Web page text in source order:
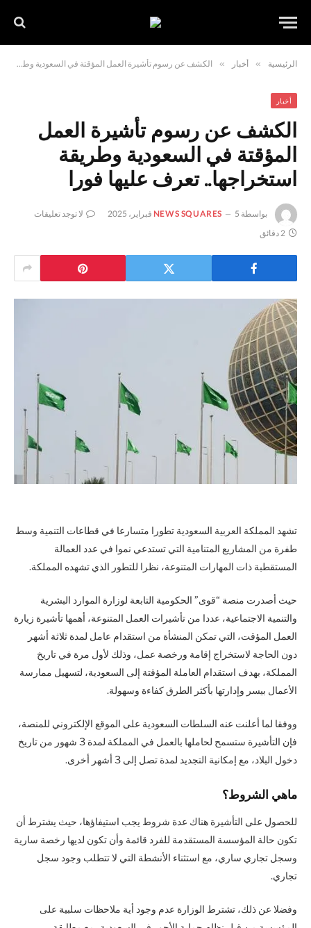
الرئيسية » أخبار » الكشف عن رسوم تأشيرة العمل المؤقتة في السعودية وطريقة استخراجها.. تعرف عليها فورا
أخبار
الكشف عن رسوم تأشيرة العمل
المؤقتة في السعودية وطريقة
استخراجها.. تعرف عليها فورا
بواسطة NEWS SQUARES 5 فبراير، 2025
لا توجد تعليقات
2 دقائق
تشهد المملكة العربية السعودية تطورا متسارعا في قطاعات التنمية وسط
طفرة من المشاريع المتنامية التي تستدعي نموا في عدد العمالة
المستقطبة ذات المهارات المتنوعة، نظرا للتطور الذي تشهده المملكة.
حيث أصدرت منصة “قوى” الحكومية التابعة لوزارة الموارد البشرية
والتنمية الاجتماعية، عددا من تأشيرات العمل المتنوعة، أهمها تأشيرة زيارة
العمل المؤقت، التي تمكن المنشأة من استقدام عامل لمدة ثلاثة أشهر
دون الحاجة لاستخراج إقامة ورخصة عمل، وذلك لأول مرة في تاريخ
المملكة، بهدف استقدام العاملة المؤقتة إلى السعودية، لتسهيل ممارسة
الأعمال بيسر وإدارتها بأكثر الطرق كفاءة وسهولة.
ووفقا لما أعلنت عنه السلطات السعودية على الموقع الإلكتروني للمنصة،
فإن التأشيرة ستسمح لحاملها بالعمل في المملكة لمدة 3 شهور من تاريخ
دخول البلاد، مع إمكانية التجديد لمدة تصل إلى 3 أشهر أخرى.
ماهي الشروط؟
للحصول على التأشيرة هناك عدة شروط يجب استيفاؤها، حيث يشترط أن
تكون حالة المؤسسة المستقدمة للفرد قائمة وأن تكون لديها رخصة سارية
وسجل تجاري ساري، مع استثناء الأنشطة التي لا تتطلب وجود سجل
تجاري.
وفضلا عن ذلك، تشترط الوزارة عدم وجود أية ملاحظات سلبية على